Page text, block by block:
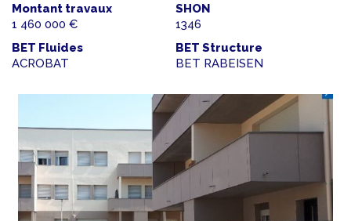
Montant travaux
1 460 000 €
SHON
1346
BET Fluides
ACROBAT
BET Structure
BET RABEISEN